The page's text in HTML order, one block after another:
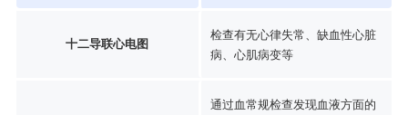
十二导联心电图
检查有无心律失常、缺血性心脏
病、心肌病变等
通过血常规检查发现血液方面的